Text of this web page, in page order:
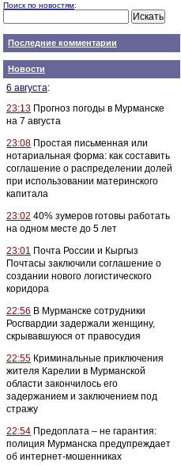
Поиск по новостям:
Последние комментарии
Новости
6 августа:
23:13 Прогноз погоды в Мурманске
на 7 августа
23:08 Простая письменная или
нотариальная форма: как составить
соглашение о распределении долей
при использовании материнского
капитала
23:02 40% зумеров готовы работать
на одном месте до 5 лет
23:01 Почта России и Кыргыз
Почтасы заключили соглашение о
создании нового логистического
коридора
22:56 В Мурманске сотрудники
Росгвардии задержали женщину,
скрывавшуюся от правосудия
22:55 Криминальные приключения
жителя Карелии в Мурманской
области закончилось его
задержанием и заключением под
стражу
22:54 Предоплата – не гарантия:
полиция Мурманска предупреждает
об интернет-мошенниках